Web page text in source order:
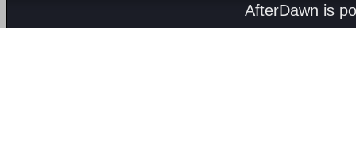
AfterDawn is